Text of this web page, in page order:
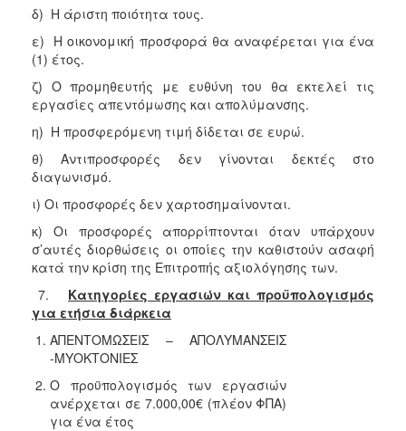
δ) Η άριστη ποιότητα τους.
ε) Η οικονομική προσφορά θα αναφέρεται για ένα
(1) έτος.
ζ) Ο προμηθευτής με ευθύνη του θα εκτελεί τις
εργασίες απεντόμωσης και απολύμανσης.
η) Η προσφερόμενη τιμή δίδεται σε ευρώ.
θ) Αντιπροσφορές δεν γίνονται δεκτές στο
διαγωνισμό.
ι) Οι προσφορές δεν χαρτοσημαίνονται.
κ) Οι προσφορές απορρίπτονται όταν υπάρχουν
σ’αυτές διορθώσεις οι οποίες την καθιστούν ασαφή
κατά την κρίση της Επιτροπής αξιολόγησης των.
7. Κατηγορίες εργασιών και προϋπολογισμός
για ετήσια διάρκεια
1. ΑΠΕΝΤΟΜΩΣΕΙΣ – ΑΠΟΛΥΜΑΝΣΕΙΣ
-ΜΥΟΚΤΟΝΙΕΣ
2. Ο προϋπολογισμός των εργασιών
ανέρχεται σε 7.000,00€ (πλέον ΦΠΑ)
για ένα έτος